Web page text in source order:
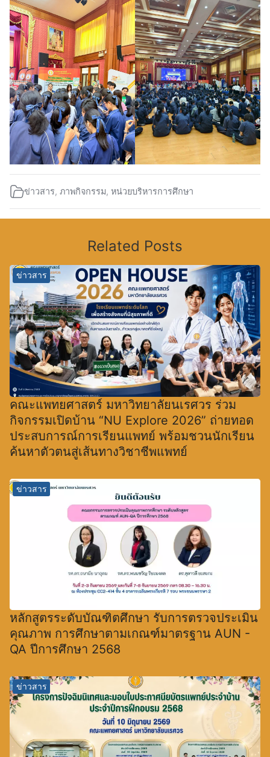
ข่าวสาร, ภาพกิจกรรม, หน่วยบริหารการศึกษา
Related Posts
ข่าวสาร
คณะแพทยศาสตร์ มหาวิทยาลัยนเรศวร ร่วม
กิจกรรมเปิดบ้าน “NU Explore 2026” ถ่ายทอด
ประสบการณ์การเรียนแพทย์ พร้อมชวนนักเรียน
ค้นหาตัวตนสู่เส้นทางวิชาชีพแพทย์
ข่าวสาร
หลักสูตรระดับบัณฑิตศึกษา รับการตรวจประเมิน
คุณภาพ การศึกษาตามเกณฑ์มาตรฐาน AUN -
QA ปีการศึกษา 2568
ข่าวสาร